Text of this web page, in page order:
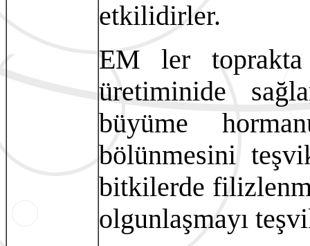
etkilidirler.
EM ler
üretiminide
büyüme
bölünmesini
bitkilerde
olgunlaşmayı